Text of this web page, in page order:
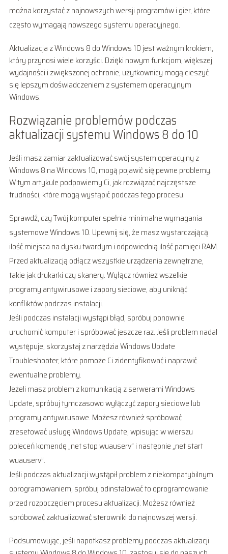
można korzystać z najnowszych wersji programów i gier, które
często wymagają nowszego systemu operacyjnego.
Aktualizacja z Windows 8 do Windows 10 jest ważnym krokiem,
który przynosi wiele korzyści. Dzięki nowym funkcjom, większej
wydajności i zwiększonej ochronie, użytkownicy mogą cieszyć
się lepszym doświadczeniem z systemem operacyjnym
Windows.
Rozwiązanie problemów podczas
aktualizacji systemu Windows 8 do 10
Jeśli masz zamiar zaktualizować swój system operacyjny z
Windows 8 na Windows 10, mogą pojawić się pewne problemy.
W tym artykule podpowiemy Ci, jak rozwiązać najczęstsze
trudności, które mogą wystąpić podczas tego procesu.
Sprawdź, czy Twój komputer spełnia minimalne wymagania
systemowe Windows 10. Upewnij się, że masz wystarczającą
ilość miejsca na dysku twardym i odpowiednią ilość pamięci RAM.
Przed aktualizacją odłącz wszystkie urządzenia zewnętrzne,
takie jak drukarki czy skanery. Wyłącz również wszelkie
programy antywirusowe i zapory sieciowe, aby uniknąć
konfliktów podczas instalacji.
Jeśli podczas instalacji wystąpi błąd, spróbuj ponownie
uruchomić komputer i spróbować jeszcze raz. Jeśli problem nadal
występuje, skorzystaj z narzędzia Windows Update
Troubleshooter, które pomoże Ci zidentyfikować i naprawić
ewentualne problemy.
Jeżeli masz problem z komunikacją z serwerami Windows
Update, spróbuj tymczasowo wyłączyć zapory sieciowe lub
programy antywirusowe. Możesz również spróbować
zresetować usługę Windows Update, wpisując w wierszu
poleceń komendę „net stop wuauserv” i następnie „net start
wuauserv”.
Jeśli podczas aktualizacji wystąpił problem z niekompatybilnym
oprogramowaniem, spróbuj odinstalować to oprogramowanie
przed rozpoczęciem procesu aktualizacji. Możesz również
spróbować zaktualizować sterowniki do najnowszej wersji.
Podsumowując, jeśli napotkasz problemy podczas aktualizacji